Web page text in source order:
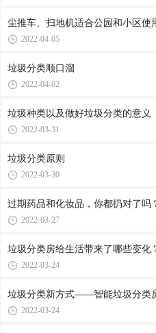
尘推车、扫地机适合公园和小区使
2022-04-05
垃圾分类顺口溜
2022-04-02
垃圾种类以及做好垃圾分类的意义
2022-03-31
垃圾分类原则
2022-03-30
过期药品和化妆品，你都扔对了吗
2022-03-27
垃圾分类房给生活带来了哪些变化
2022-03-24
垃圾分类新方式——智能垃圾分类
2022-03-24